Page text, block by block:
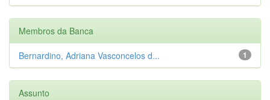
Membros da Banca
1
Bernardino, Adriana Vasconcelos d...
Assunto